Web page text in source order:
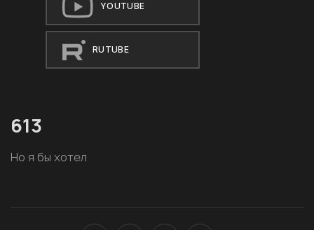
YOUTUBE
RUTUBE
613
Но я бы хотел